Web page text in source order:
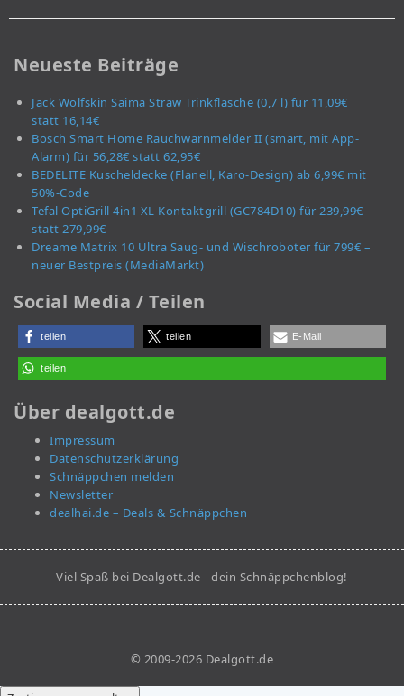
Neueste Beiträge
Jack Wolfskin Saima Straw Trinkflasche (0,7 l) für 11,09€
statt 16,14€
Bosch Smart Home Rauchwarnmelder II (smart, mit App-
Alarm) für 56,28€ statt 62,95€
BEDELITE Kuscheldecke (Flanell, Karo-Design) ab 6,99€ mit
50%-Code
Tefal OptiGrill 4in1 XL Kontaktgrill (GC784D10) für 239,99€
statt 279,99€
Dreame Matrix 10 Ultra Saug- und Wischroboter für 799€ –
neuer Bestpreis (MediaMarkt)
Social Media / Teilen
teilen teilen E-Mail
teilen
Über dealgott.de
Impressum
Datenschutzerklärung
Schnäppchen melden
Newsletter
dealhai.de – Deals & Schnäppchen
Viel Spaß bei Dealgott.de - dein Schnäppchenblog!
© 2009-2026 Dealgott.de